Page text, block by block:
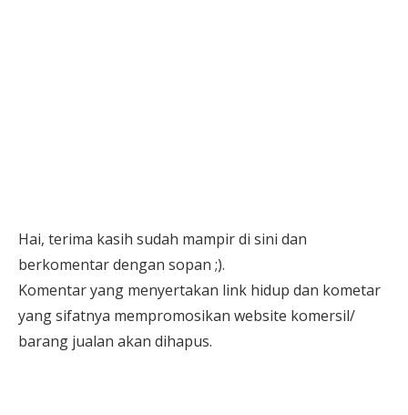
Hai, terima kasih sudah mampir di sini dan
berkomentar dengan sopan ;).
Komentar yang menyertakan link hidup dan kometar
yang sifatnya mempromosikan website komersil/
barang jualan akan dihapus.